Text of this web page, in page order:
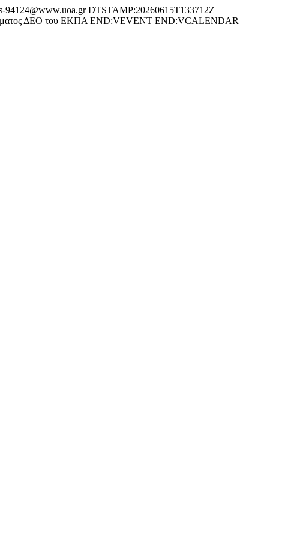
DTSTAMP:20260615T133712Z
ΔΕΟ του ΕΚΠΑ END:VEVENT END:VCALENDAR